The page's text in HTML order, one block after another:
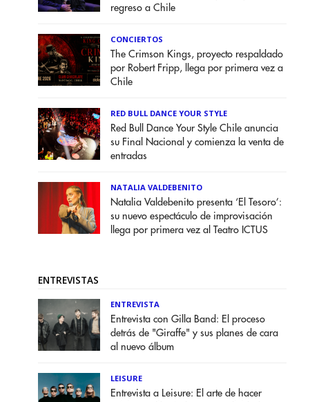
regreso a Chile
CONCIERTOS
The Crimson Kings, proyecto respaldado
por Robert Fripp, llega por primera vez a
Chile
RED BULL DANCE YOUR STYLE
Red Bull Dance Your Style Chile anuncia
su Final Nacional y comienza la venta de
entradas
NATALIA VALDEBENITO
Natalia Valdebenito presenta ‘El Tesoro’:
su nuevo espectáculo de improvisación
llega por primera vez al Teatro ICTUS
ENTREVISTAS
ENTREVISTA
Entrevista con Gilla Band: El proceso
detrás de "Giraffe" y sus planes de cara
al nuevo álbum
LEISURE
Entrevista a Leisure: El arte de hacer